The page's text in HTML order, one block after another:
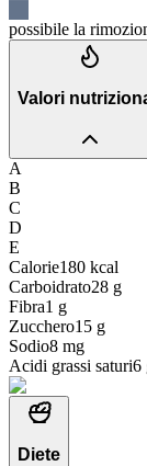
possibile la
Valori
A
B
C
D
E
Calorie180 kcal
Carboidrato28 g
Fibra1 g
Zucchero15 g
Sodio8 mg
Acidi grassi saturi6
Diete